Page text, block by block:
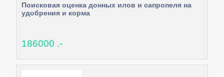
Поисковая оценка донных илов и сапропеля на
удобрения и корма
186000 .-